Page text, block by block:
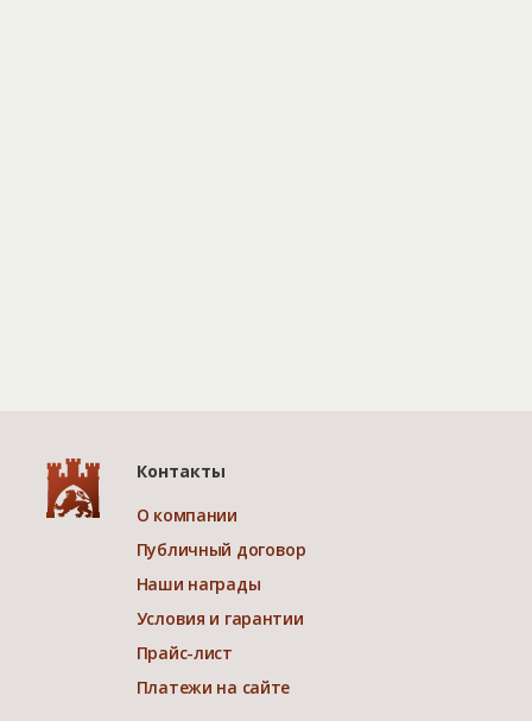
Контакты
О компании
Публичный договор
Наши награды
Условия и гарантии
Прайс-лист
Платежи на сайте